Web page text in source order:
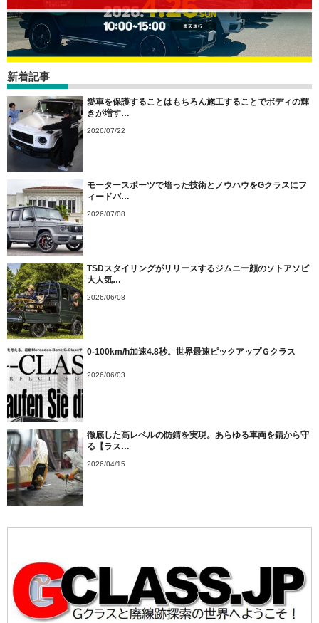
新着記事
愛車を保護することはもちろん施工することでボディの輝
きが増す…
2026/07/22
モータースポーツで培った技術とノウハウをGクラスにフ
ィードバ…
2026/07/08
TSDスタイリングがリリースするジムニー顔のソトアソビ
大人気…
2026/06/08
0-100km/h加速4.8秒。世界最速ピックアップＧクラス
2026/06/03
徹底した高レベルの防錆を実現。あらゆる車両を錆から守
る【ラス…
2026/04/15